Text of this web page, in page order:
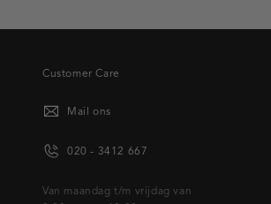
Customer Care
Mail ons
020 - 3412 667
Van maandag t/m vrijdag van